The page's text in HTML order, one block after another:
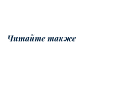
Читайте также